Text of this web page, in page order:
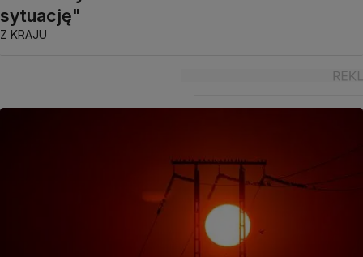
sytuację"
Z KRAJU